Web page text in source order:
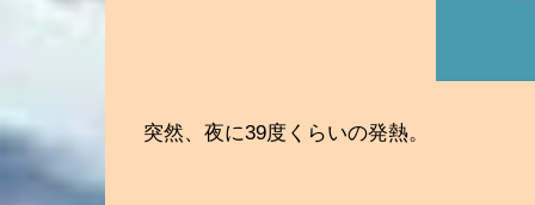
突然、夜に39度くらいの発熱。